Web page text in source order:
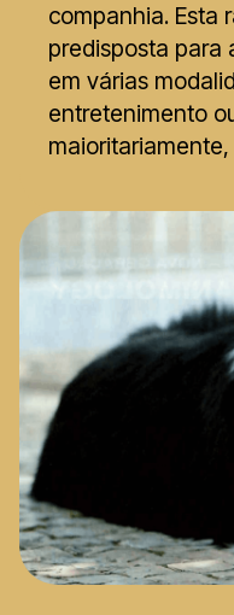
companhia. Esta
predisposta para
em várias
entretenimento